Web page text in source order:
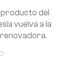
producto del
vuelva a la